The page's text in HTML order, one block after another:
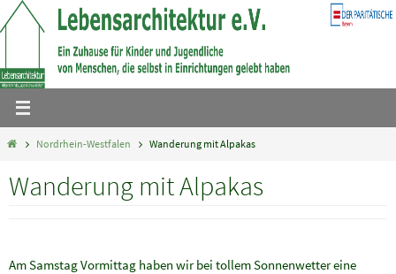
Zum
Inhalt
HomeNordrhein-Westfalen Wanderung mit Alpakas
Wanderung mit Alpakas
Am Samstag Vormittag haben wir bei tollem Sonnenwetter eine